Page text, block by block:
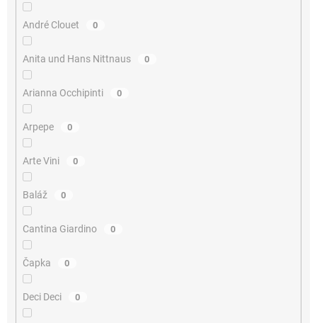
André Clouet 0
Anita und Hans Nittnaus 0
Arianna Occhipinti 0
Arpepe 0
Arte Vini 0
Baláž 0
Cantina Giardino 0
Čapka 0
Deci Deci 0